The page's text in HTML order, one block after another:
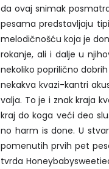
da ovaj snimak
pesama predstavljaju
melodičnošću koja je
rokanje, ali i dalje u
nekoliko poprilično
nekakva kvazi-kantri
valja. To je i znak kraja
kraj do koga veći deo
no harm is done. U
pomenutih prvih pet
tvrda